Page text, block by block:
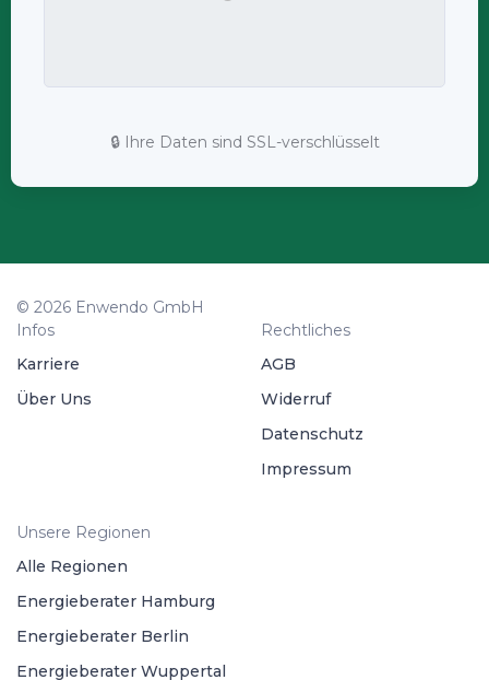
🔒 Ihre Daten sind SSL-verschlüsselt
© 2026 Enwendo GmbH
Infos
Karriere
Über Uns
Rechtliches
AGB
Widerruf
Datenschutz
Impressum
Unsere Regionen
Alle Regionen
Energieberater Hamburg
Energieberater Berlin
Energieberater Wuppertal